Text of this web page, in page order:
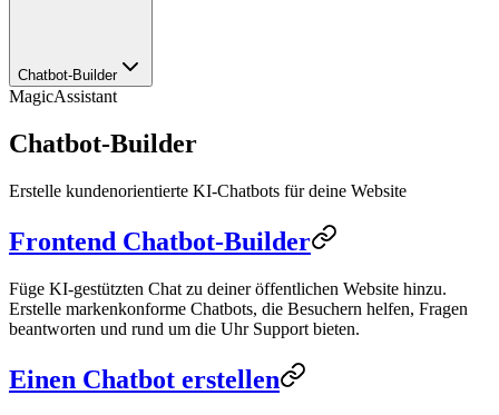
Chatbot-Builder
MagicAssistant
Chatbot-Builder
Erstelle kundenorientierte KI-Chatbots für deine Website
Frontend Chatbot-Builder
Füge KI-gestützten Chat zu deiner öffentlichen Website hinzu.
Erstelle markenkonforme Chatbots, die Besuchern helfen, Fragen
beantworten und rund um die Uhr Support bieten.
Einen Chatbot erstellen